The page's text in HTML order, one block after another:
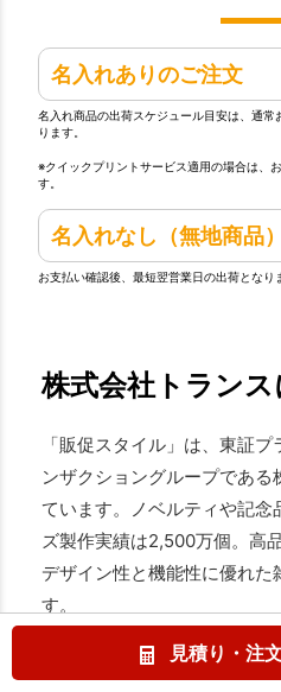
見積り・注
名入れありのご注文
名入れ商品の出荷スケジュール目安は、通
ります。
※クイックプリントサービス適用の場合は、
す。
名入れなし（無地商品
お支払い確認後、最短翌営業日の出荷となり
株式会社トラン
「販促スタイル」は、東証
ンザクショングループであ
ています。ノベルティや記念
ズ製作実績は2,500万個。高
デザイン性と機能性に優れ
す。